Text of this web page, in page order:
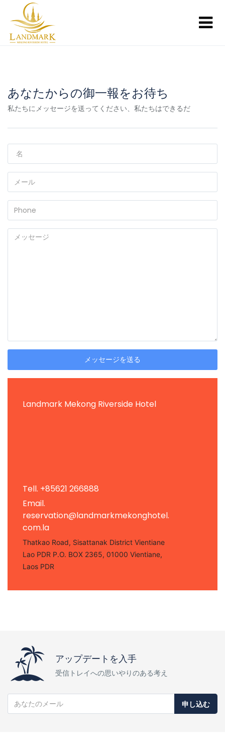
あなたからの御一報をお待ち
私たちにメッセージを送ってください、私たちはできるだ
メッセージを送る
Landmark Mekong Riverside Hotel
Tell. +85621 266888
Email.
reservation@landmarkmekonghotel.
com.la
Thatkao Road, Sisattanak District Vientiane
Lao PDR P.O. BOX 2365, 01000 Vientiane,
Laos PDR
アップデートを入手
受信トレイへの思いやりのある考え
申し込む